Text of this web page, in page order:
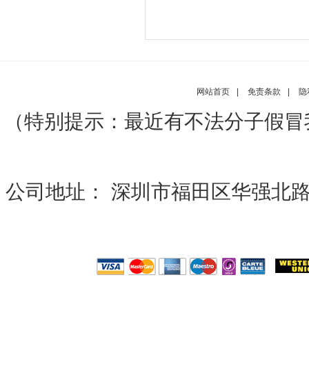
网站首页 免责条款 隐
（特别提示：最近有不法分子假
公司地址： 深圳市福田区华强北